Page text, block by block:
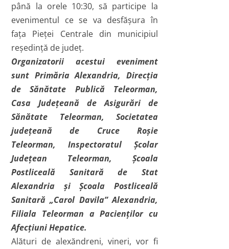
până la orele 10:30, să participe la
evenimentul ce se va desfăşura în
faţa Pieţei Centrale din municipiul
reşedinţă de judeţ.
Organizatorii acestui eveniment
sunt Primăria Alexandria, Direcţia
de Sănătate Publică Teleorman,
Casa Judeţeană de Asigurări de
Sănătate Teleorman, Societatea
judeţeană de Cruce Roşie
Teleorman, Inspectoratul Şcolar
Judeţean Teleorman, Şcoala
Postliceală Sanitară de Stat
Alexandria şi Şcoala Postliceală
Sanitară „Carol Davila” Alexandria,
Filiala Teleorman a Pacienţilor cu
Afecţiuni Hepatice.
Alături de alexăndreni, vineri, vor fi